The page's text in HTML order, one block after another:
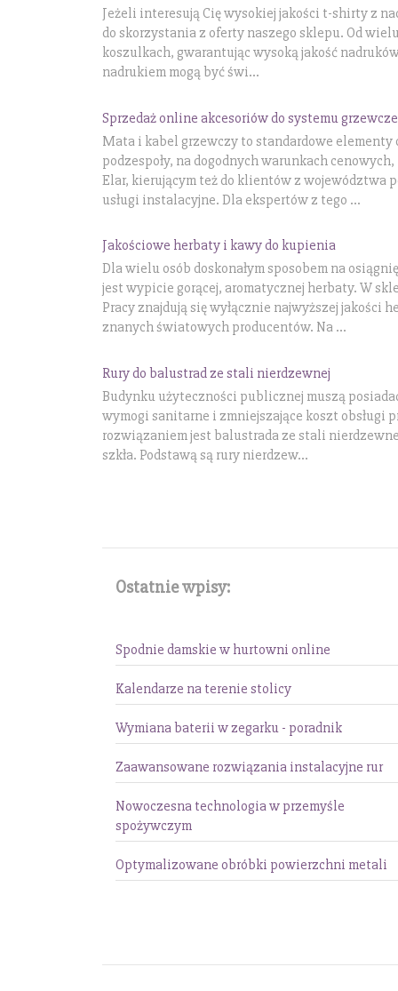
Jeżeli interesują Cię wysokiej jakości t-shirty z
do skorzystania z oferty naszego sklepu. Od
koszulkach, gwarantując wysoką jakość
nadrukiem mogą być świ...
Sprzedaż online akcesoriów do systemu
Mata i kabel grzewczy to standardowe elementy
podzespoły, na dogodnych warunkach
Elar, kierującym też do klientów z województwa
usługi instalacyjne. Dla ekspertów z tego ...
Jakościowe herbaty i kawy do kupienia
Dla wielu osób doskonałym sposobem na
jest wypicie gorącej, aromatycznej herbaty. W
Pracy znajdują się wyłącznie najwyższej jakości
znanych światowych producentów. Na ...
Rury do balustrad ze stali nierdzewnej
Budynku użyteczności publicznej muszą
wymogi sanitarne i zmniejszające koszt obsługi
rozwiązaniem jest balustrada ze stali
szkła. Podstawą są rury nierdzew...
Ostatnie wpisy:
Spodnie damskie w hurtowni online
Kalendarze na terenie stolicy
Wymiana baterii w zegarku - poradnik
Zaawansowane rozwiązania instalacyjne rur
Nowoczesna technologia w przemyśle
spożywczym
Optymalizowane obróbki powierzchni metali